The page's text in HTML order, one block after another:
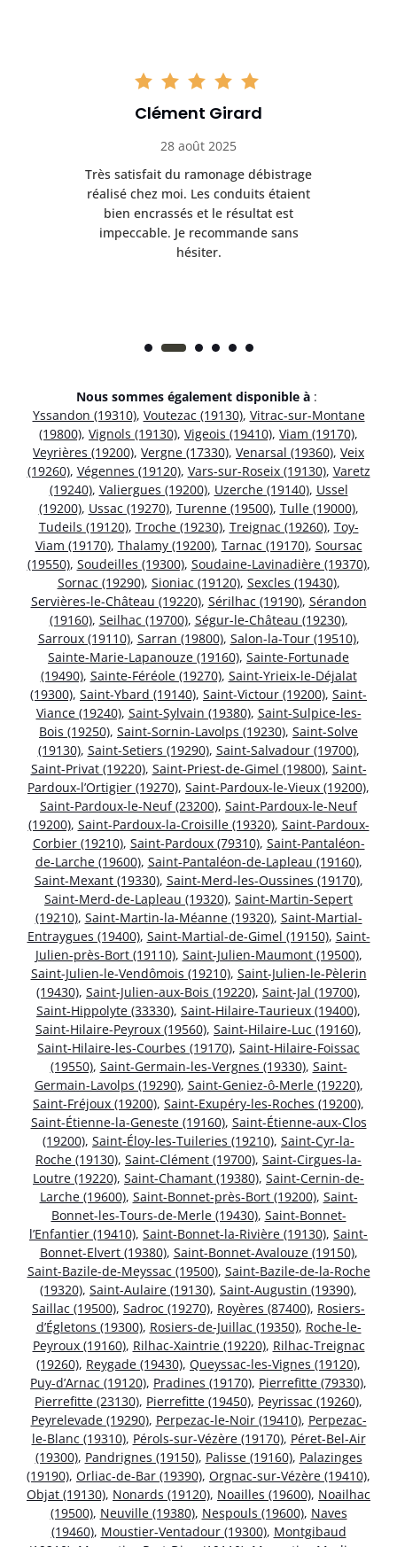
Clément Girard
28 août 2025
Très satisfait du ramonage débistrage
réalisé chez moi. Les conduits étaient
bien encrassés et le résultat est
impeccable. Je recommande sans
hésiter.
Nous sommes également disponible à :
Yssandon (19310), Voutezac (19130), Vitrac-sur-Montane
(19800), Vignols (19130), Vigeois (19410), Viam (19170),
Veyrières (19200), Vergne (17330), Venarsal (19360), Veix
(19260), Végennes (19120), Vars-sur-Roseix (19130), Varetz
(19240), Valiergues (19200), Uzerche (19140), Ussel
(19200), Ussac (19270), Turenne (19500), Tulle (19000),
Tudeils (19120), Troche (19230), Treignac (19260), Toy-
Viam (19170), Thalamy (19200), Tarnac (19170), Soursac
(19550), Soudeilles (19300), Soudaine-Lavinadière (19370),
Sornac (19290), Sioniac (19120), Sexcles (19430),
Servières-le-Château (19220), Sérilhac (19190), Sérandon
(19160), Seilhac (19700), Ségur-le-Château (19230),
Sarroux (19110), Sarran (19800), Salon-la-Tour (19510),
Sainte-Marie-Lapanouze (19160), Sainte-Fortunade
(19490), Sainte-Féréole (19270), Saint-Yrieix-le-Déjalat
(19300), Saint-Ybard (19140), Saint-Victour (19200), Saint-
Viance (19240), Saint-Sylvain (19380), Saint-Sulpice-les-
Bois (19250), Saint-Sornin-Lavolps (19230), Saint-Solve
(19130), Saint-Setiers (19290), Saint-Salvadour (19700),
Saint-Privat (19220), Saint-Priest-de-Gimel (19800), Saint-
Pardoux-l’Ortigier (19270), Saint-Pardoux-le-Vieux (19200),
Saint-Pardoux-le-Neuf (23200), Saint-Pardoux-le-Neuf
(19200), Saint-Pardoux-la-Croisille (19320), Saint-Pardoux-
Corbier (19210), Saint-Pardoux (79310), Saint-Pantaléon-
de-Larche (19600), Saint-Pantaléon-de-Lapleau (19160),
Saint-Mexant (19330), Saint-Merd-les-Oussines (19170),
Saint-Merd-de-Lapleau (19320), Saint-Martin-Sepert
(19210), Saint-Martin-la-Méanne (19320), Saint-Martial-
Entraygues (19400), Saint-Martial-de-Gimel (19150), Saint-
Julien-près-Bort (19110), Saint-Julien-Maumont (19500),
Saint-Julien-le-Vendômois (19210), Saint-Julien-le-Pèlerin
(19430), Saint-Julien-aux-Bois (19220), Saint-Jal (19700),
Saint-Hippolyte (33330), Saint-Hilaire-Taurieux (19400),
Saint-Hilaire-Peyroux (19560), Saint-Hilaire-Luc (19160),
Saint-Hilaire-les-Courbes (19170), Saint-Hilaire-Foissac
(19550), Saint-Germain-les-Vergnes (19330), Saint-
Germain-Lavolps (19290), Saint-Geniez-ô-Merle (19220),
Saint-Fréjoux (19200), Saint-Exupéry-les-Roches (19200),
Saint-Étienne-la-Geneste (19160), Saint-Étienne-aux-Clos
(19200), Saint-Éloy-les-Tuileries (19210), Saint-Cyr-la-
Roche (19130), Saint-Clément (19700), Saint-Cirgues-la-
Loutre (19220), Saint-Chamant (19380), Saint-Cernin-de-
Larche (19600), Saint-Bonnet-près-Bort (19200), Saint-
Bonnet-les-Tours-de-Merle (19430), Saint-Bonnet-
l’Enfantier (19410), Saint-Bonnet-la-Rivière (19130), Saint-
Bonnet-Elvert (19380), Saint-Bonnet-Avalouze (19150),
Saint-Bazile-de-Meyssac (19500), Saint-Bazile-de-la-Roche
(19320), Saint-Aulaire (19130), Saint-Augustin (19390),
Saillac (19500), Sadroc (19270), Royères (87400), Rosiers-
d’Égletons (19300), Rosiers-de-Juillac (19350), Roche-le-
Peyroux (19160), Rilhac-Xaintrie (19220), Rilhac-Treignac
(19260), Reygade (19430), Queyssac-les-Vignes (19120),
Puy-d’Arnac (19120), Pradines (19170), Pierrefitte (79330),
Pierrefitte (23130), Pierrefitte (19450), Peyrissac (19260),
Peyrelevade (19290), Perpezac-le-Noir (19410), Perpezac-
le-Blanc (19310), Pérols-sur-Vézère (19170), Péret-Bel-Air
(19300), Pandrignes (19150), Palisse (19160), Palazinges
(19190), Orliac-de-Bar (19390), Orgnac-sur-Vézère (19410),
Objat (19130), Nonards (19120), Noailles (19600), Noailhac
(19500), Neuville (19380), Nespouls (19600), Naves
(19460), Moustier-Ventadour (19300), Montgibaud